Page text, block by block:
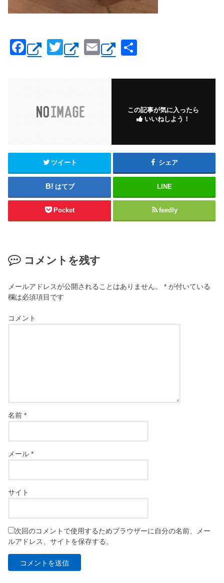
F
a
T
wi
E
m
ail
この記事が気に入ったら
いいねしよう！
ツイート シェア
はてブ LINE
Pocket feedly
コメントを残す
メールアドレスが公開されることはありません。 * が付いている
欄は必須項目です
コメント
名前*
メール*
サイト
次回のコメントで使用するためブラウザーに自分の名前、メー
ルアドレス、サイトを保存する。